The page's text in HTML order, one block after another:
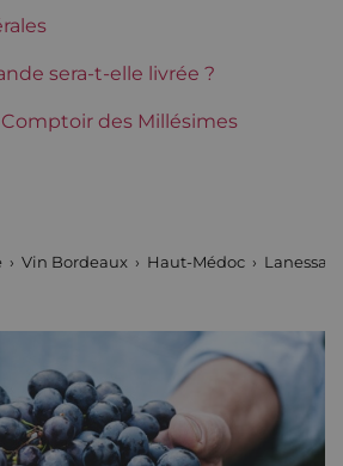
sera-t-elle livrée ?
Comptoir des Millésimes
Vin Bordeaux Haut-Médoc Lanessan